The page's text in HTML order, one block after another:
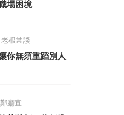
場困境
老根常談
你無須重蹈別人
鄭廳宜